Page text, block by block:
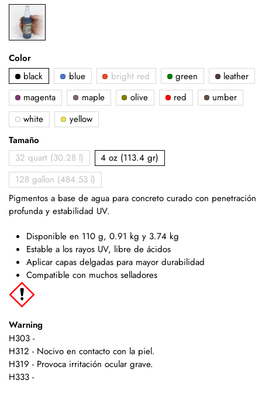
Color
black
blue bright red green
leather
magenta
maple olive red
umber
white
yellow
Tamaño
32 quart (30.28 l)
4 oz (113.4 gr)
128 gallon (484.53 l)
Pigmentos a base de agua para concreto curado con penetración
profunda y estabilidad UV.
Disponible en 110 g, 0.91 kg y 3.74 kg
Estable a los rayos UV, libre de ácidos
Aplicar capas delgadas para mayor durabilidad
Compatible con muchos selladores
Warning
H303 -
H312 - Nocivo en contacto con la piel.
H319 - Provoca irritación ocular grave.
H333 -